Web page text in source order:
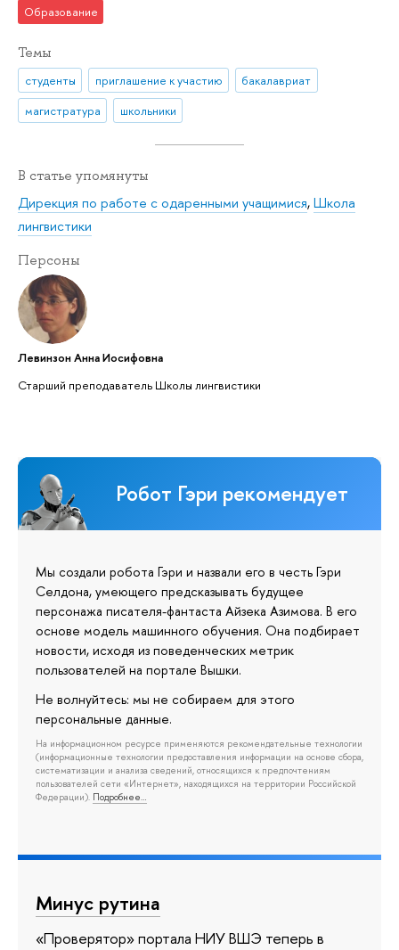
Образование
Темы
студенты приглашение к участию
бакалавриат
магистратура
школьники
В статье упомянуты
Дирекция по работе с одаренными учащимися,Школа
лингвистики
Персоны
Левинзон Анна Иосифовна
Старший преподаватель Школы лингвистики
Робот Гэри рекомендует
Мы создали робота Гэри и назвали его в честь Гэри
Селдона, умеющего предсказывать будущее
персонажа писателя-фантаста Айзека Азимова. В его
основе модель машинного обучения. Она подбирает
новости, исходя из поведенческих метрик
пользователей на портале Вышки.
Не волнуйтесь: мы не собираем для этого
персональные данные.
На информационном ресурсе применяются рекомендательные технологии
(информационные технологии предоставления информации на основе сбора,
систематизации и анализа сведений, относящихся к предпочтениям
пользователей сети «Интернет», находящихся на территории Российской
Федерации). Подробнее…
Минус рутина
«Проверятор» портала НИУ ВШЭ теперь в